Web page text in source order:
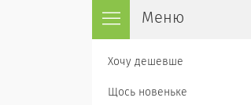
Хочу дешевше
Щось новеньке